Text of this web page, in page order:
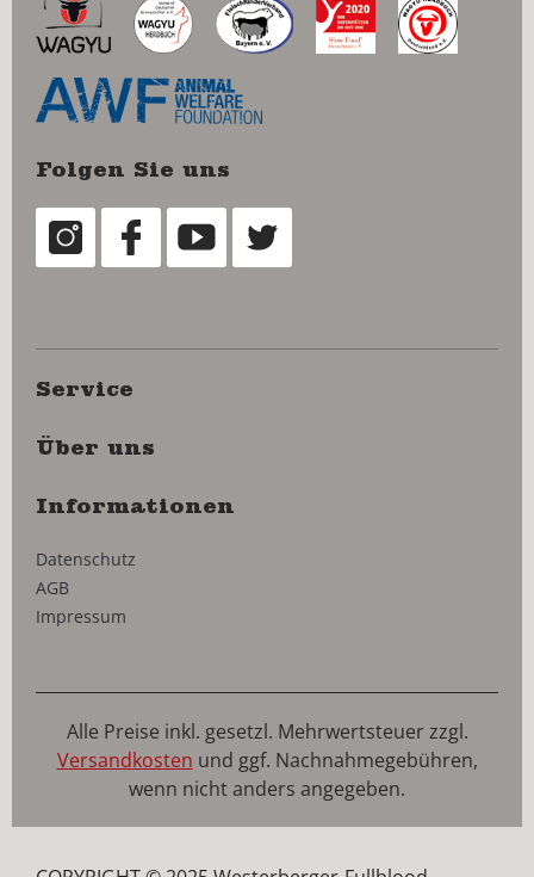
Folgen Sie uns
Service
Über uns
Informationen
Datenschutz
AGB
Impressum
Alle Preise inkl. gesetzl. Mehrwertsteuer zzgl.
Versandkosten und ggf. Nachnahmegebühren,
wenn nicht anders angegeben.